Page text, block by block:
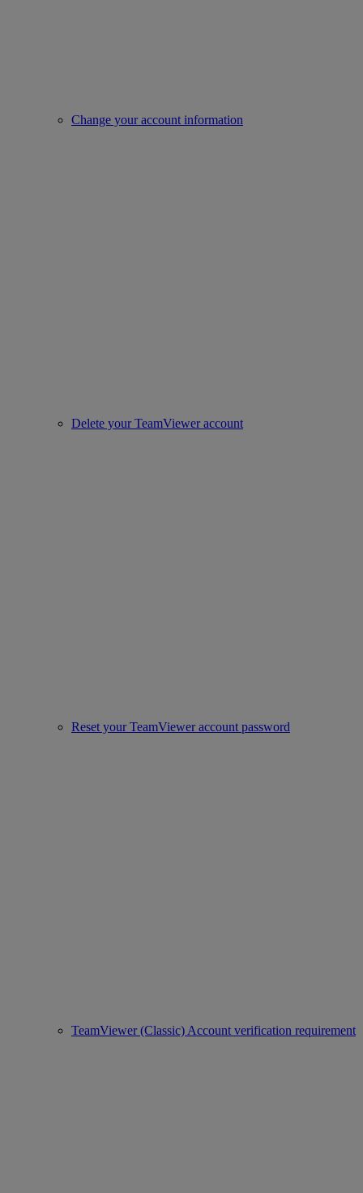
Change your account information
Delete your TeamViewer account
Reset your TeamViewer account password
TeamViewer (Classic) Account verification requirement